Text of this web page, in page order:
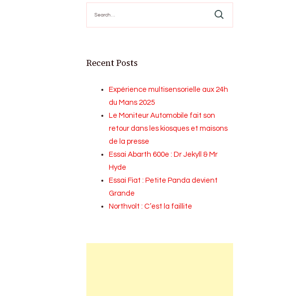
for:
Recent Posts
Expérience multisensorielle aux 24h
du Mans 2025
Le Moniteur Automobile fait son
retour dans les kiosques et maisons
de la presse
Essai Abarth 600e : Dr Jekyll & Mr
Hyde
Essai Fiat : Petite Panda devient
Grande
Northvolt : C’est la faillite